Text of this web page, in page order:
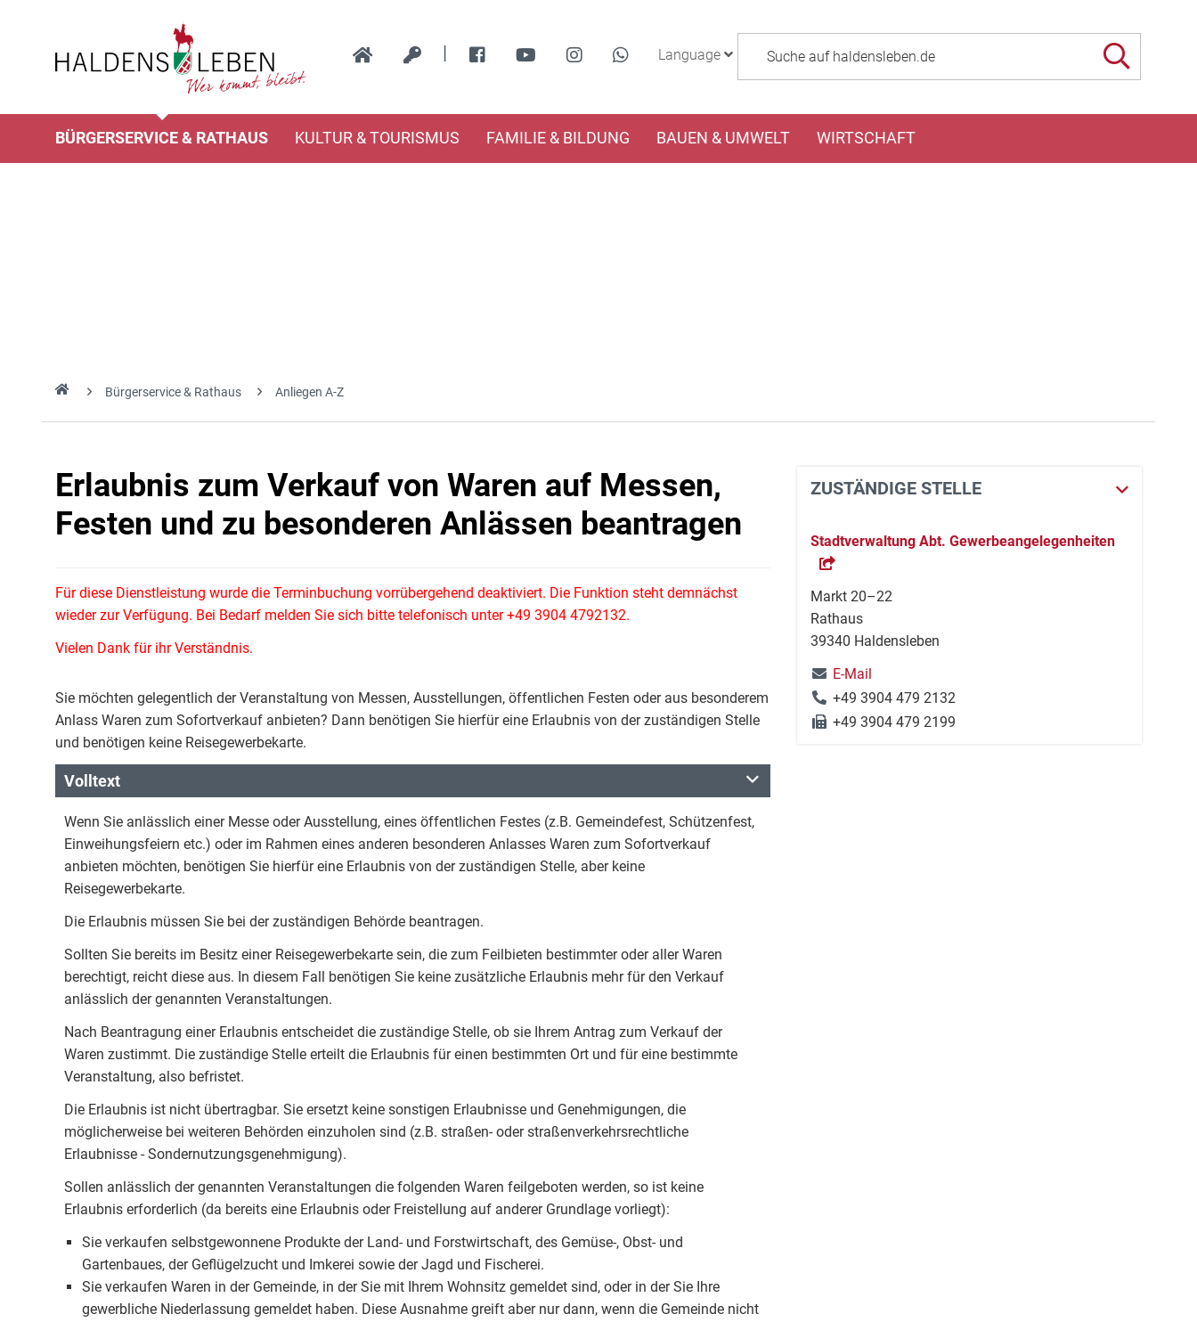
| Language
BÜRGERSERVICE & RATHAUS KULTUR & TOURISMUS FAMILIE & BILDUNG BAUEN & UMWELT WIRTSCHAFT
Bürgerservice & Rathaus Anliegen A-Z
Erlaubnis zum Verkauf von Waren auf Messen,
Festen und zu besonderen Anlässen beantragen
Für diese Dienstleistung wurde die Terminbuchung vorrübergehend deaktiviert. Die Funktion steht demnächst
wieder zur Verfügung. Bei Bedarf melden Sie sich bitte telefonisch unter +49 3904 4792132.
Vielen Dank für ihr Verständnis.
Sie möchten gelegentlich der Veranstaltung von Messen, Ausstellungen, öffentlichen Festen oder aus besonderem
Anlass Waren zum Sofortverkauf anbieten? Dann benötigen Sie hierfür eine Erlaubnis von der zuständigen Stelle
und benötigen keine Reisegewerbekarte.
Volltext
Wenn Sie anlässlich einer Messe oder Ausstellung, eines öffentlichen Festes (z.B. Gemeindefest, Schützenfest,
Einweihungsfeiern etc.) oder im Rahmen eines anderen besonderen Anlasses Waren zum Sofortverkauf
anbieten möchten, benötigen Sie hierfür eine Erlaubnis von der zuständigen Stelle, aber keine
Reisegewerbekarte.
Die Erlaubnis müssen Sie bei der zuständigen Behörde beantragen.
Sollten Sie bereits im Besitz einer Reisegewerbekarte sein, die zum Feilbieten bestimmter oder aller Waren
berechtigt, reicht diese aus. In diesem Fall benötigen Sie keine zusätzliche Erlaubnis mehr für den Verkauf
anlässlich der genannten Veranstaltungen.
Nach Beantragung einer Erlaubnis entscheidet die zuständige Stelle, ob sie Ihrem Antrag zum Verkauf der
Waren zustimmt. Die zuständige Stelle erteilt die Erlaubnis für einen bestimmten Ort und für eine bestimmte
Veranstaltung, also befristet.
Die Erlaubnis ist nicht übertragbar. Sie ersetzt keine sonstigen Erlaubnisse und Genehmigungen, die
möglicherweise bei weiteren Behörden einzuholen sind (z.B. straßen- oder straßenverkehrsrechtliche
Erlaubnisse - Sondernutzungsgenehmigung).
Sollen anlässlich der genannten Veranstaltungen die folgenden Waren feilgeboten werden, so ist keine
Erlaubnis erforderlich (da bereits eine Erlaubnis oder Freistellung auf anderer Grundlage vorliegt):
Sie verkaufen selbstgewonnene Produkte der Land- und Forstwirtschaft, des Gemüse-, Obst- und
Gartenbaues, der Geflügelzucht und Imkerei sowie der Jagd und Fischerei.
Sie verkaufen Waren in der Gemeinde, in der Sie mit Ihrem Wohnsitz gemeldet sind, oder in der Sie Ihre
gewerbliche Niederlassung gemeldet haben. Diese Ausnahme greift aber nur dann, wenn die Gemeinde nicht
ZUSTÄNDIGE STELLE
Stadtverwaltung Abt. Gewerbeangelegenheiten
Markt 20–22
Rathaus
39340 Haldensleben
E-Mail
+49 3904 479 2132
+49 3904 479 2199